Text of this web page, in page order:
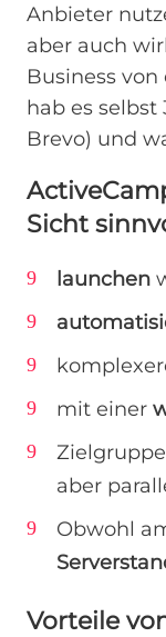
Anbieter
aber auch
Business
hab es selbst
Brevo) und
Sicht
launchen
mit einer
aber
Obwohl
Vorteile